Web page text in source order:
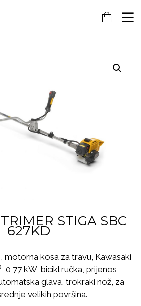
7 18
STIGA SBC
627KD
, motorna kosa za travu, Kawasaki
0,77 kW, bicikl ručka, prijenos
glava, trokraki nož, za
velikih površina.